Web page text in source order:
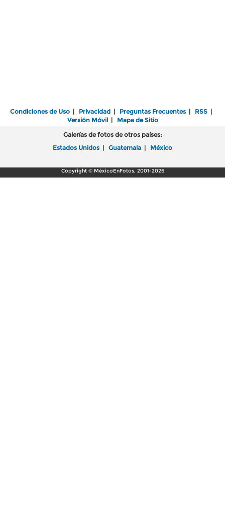
Condiciones de Uso | Privacidad | Preguntas Frecuentes | RSS |
Versión Móvil| Mapa de Sitio
Galerías de fotos de otros países:
Estados Unidos | Guatemala | México
Copyright © MéxicoEnFotos, 2001-2026